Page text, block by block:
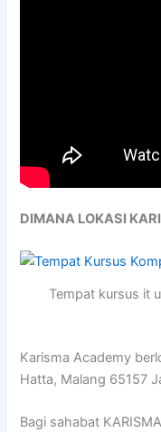
DIMANA LOKASI
Tempat kursus it
Karisma Academy
Hatta, Malang 65157
Bagi sahabat